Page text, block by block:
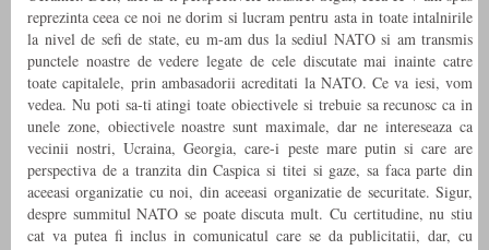
reprezinta ceea ce noi ne dorim si lucram pentru asta in toate intalnirile
la nivel de sefi de state, eu m-am dus la sediul NATO si am transmis
punctele noastre de vedere legate de cele discutate mai inainte catre
toate capitalele, prin ambasadorii acreditati la NATO. Ce va iesi, vom
vedea. Nu poti sa-ti atingi toate obiectivele si trebuie sa recunosc ca in
unele zone, obiectivele noastre sunt maximale, dar ne intereseaza ca
vecinii nostri, Ucraina, Georgia, care-i peste mare putin si care are
perspectiva de a tranzita din Caspica si titei si gaze, sa faca parte din
aceeasi organizatie cu noi, din aceeasi organizatie de securitate. Sigur,
despre summitul NATO se poate discuta mult. Cu certitudine, nu stiu
cat va putea fi inclus in comunicatul care se da publicitatii, dar, cu